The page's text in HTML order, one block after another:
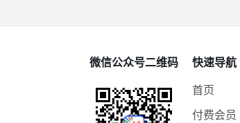
微信公众号二维码
快速导航
首页
付费会员